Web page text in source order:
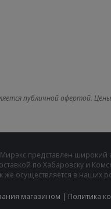
публичной офертой.
представлен
по Хабаровску и
же осуществляется в наших
магазином | Политика